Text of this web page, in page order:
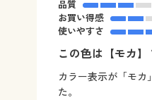
品質
お買い得感
使いやすさ
この色は【モカ】
カラー表示が「モ
た。